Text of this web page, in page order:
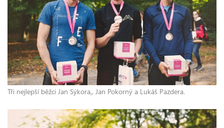
Tři nejlepší běžci Jan Sýkora,, Jan Pokorný a Lukáš Pazdera.